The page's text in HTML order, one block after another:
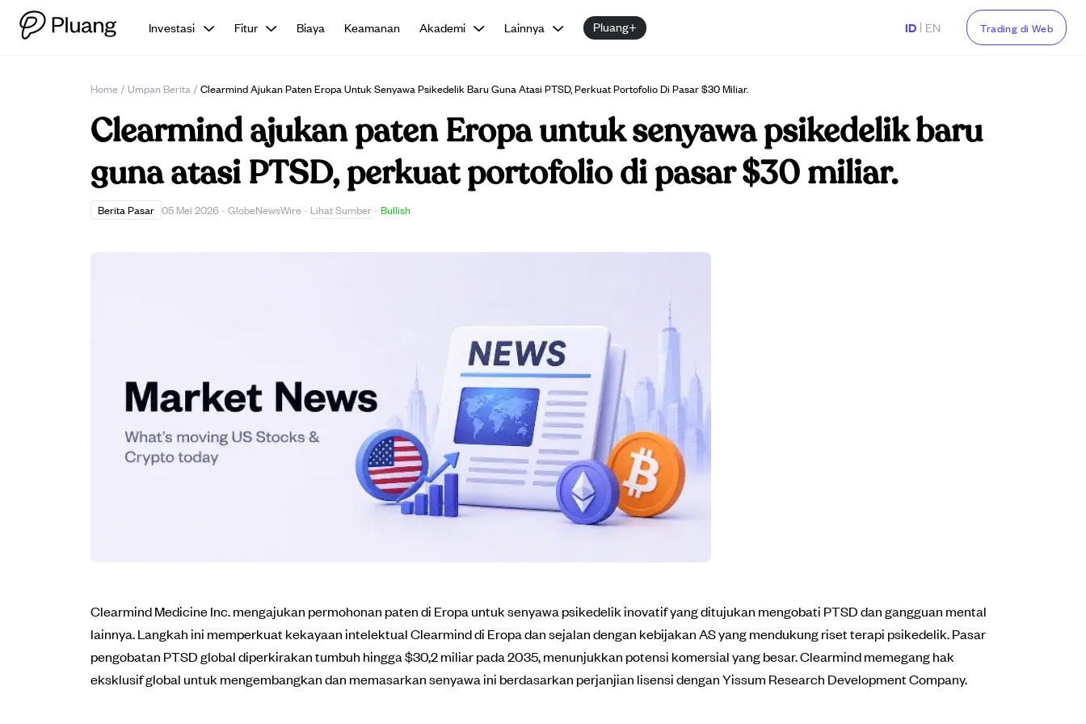
Investasi Fitur Biaya Keamanan Akademi Lainnya Pluang+ ID | EN Trading di Web
Home / Umpan Berita / Clearmind Ajukan Paten Eropa Untuk Senyawa Psikedelik Baru Guna Atasi PTSD, Perkuat Portofolio Di Pasar $30 Miliar.
Clearmind ajukan paten Eropa untuk senyawa psikedelik baru
guna atasi PTSD, perkuat portofolio di pasar $30 miliar.
Berita Pasar 05 Mei 2026 · GlobeNewsWire · Lihat Sumber · Bullish
Clearmind Medicine Inc. mengajukan permohonan paten di Eropa untuk senyawa psikedelik inovatif yang ditujukan mengobati PTSD dan gangguan mental
lainnya. Langkah ini memperkuat kekayaan intelektual Clearmind di Eropa dan sejalan dengan kebijakan AS yang mendukung riset terapi psikedelik. Pasar
pengobatan PTSD global diperkirakan tumbuh hingga $30,2 miliar pada 2035, menunjukkan potensi komersial yang besar. Clearmind memegang hak
eksklusif global untuk mengembangkan dan memasarkan senyawa ini berdasarkan perjanjian lisensi dengan Yissum Research Development Company.